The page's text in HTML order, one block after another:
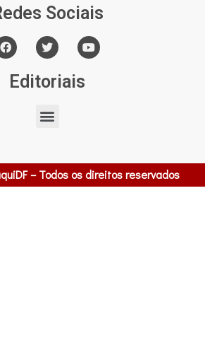
Sociais
Editoriais
– Todos os direitos reservados